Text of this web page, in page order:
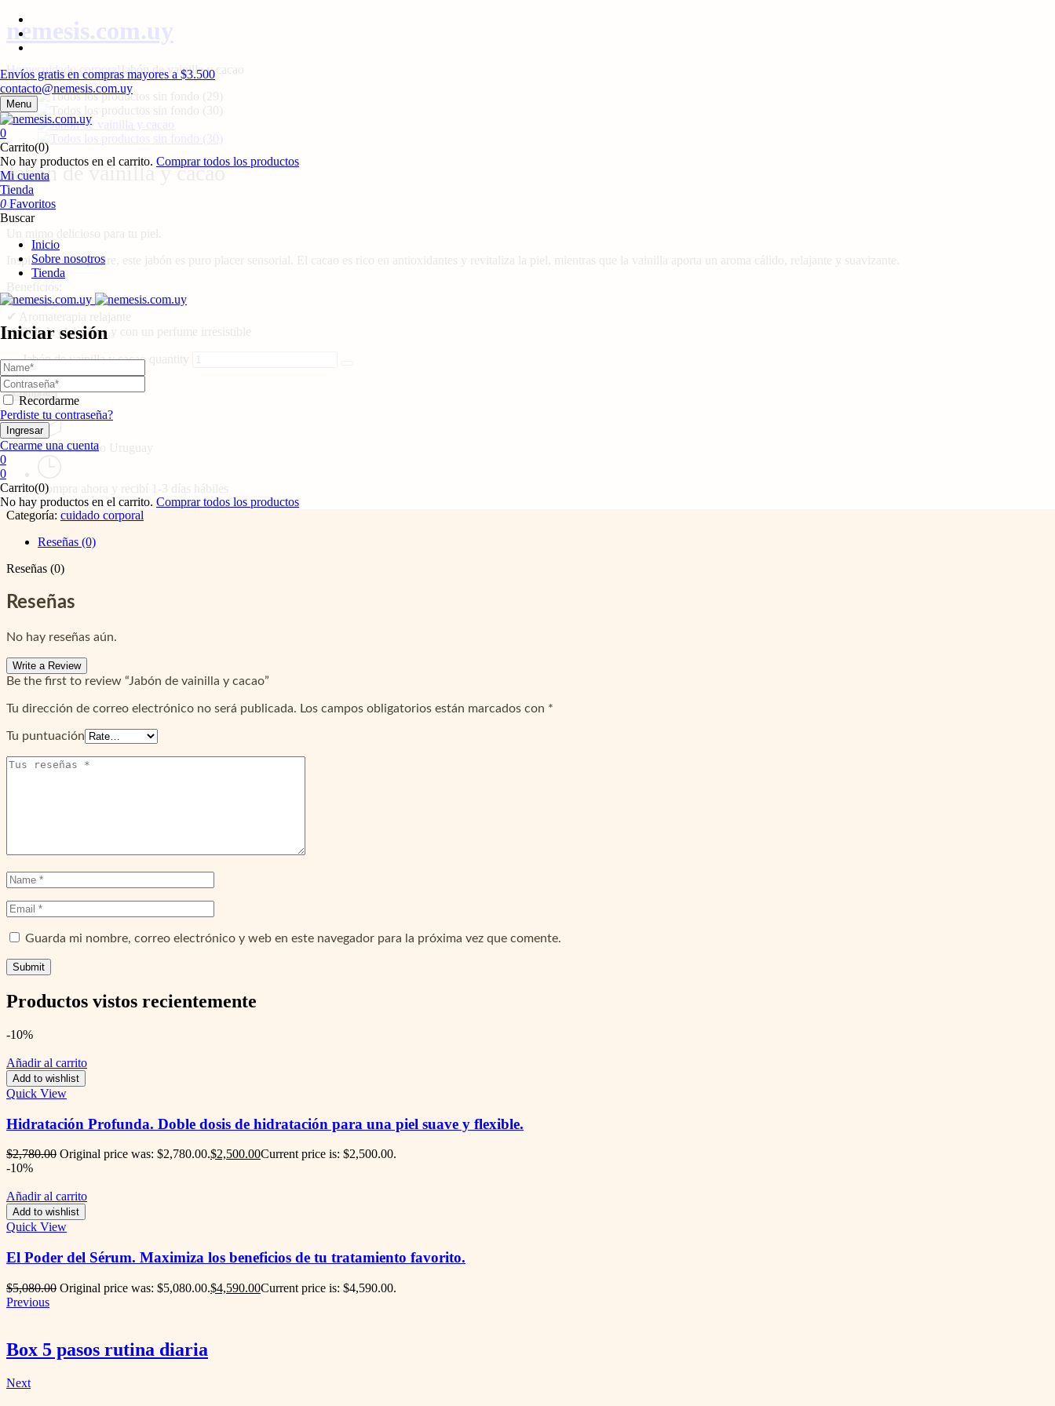
nemesis.com.uy
Envíos gratis en compras mayores a $3.500
contacto@nemesis.com.uy
Menu
0
Carrito(0)
No hay productos en el carrito. Comprar todos los productos
Mi cuenta
Tienda
0 Favoritos
Buscar
Inicio
Sobre nosotros
Tienda
Iniciar sesión
Recordarme
Perdiste tu contraseña?
Crearme una cuenta
0
0
Carrito(0)
No hay productos en el carrito. Comprar todos los productos
Homecuidado corporalJabón de vainilla y cacao
Jabón de vainilla y cacao
$390.00
Un mimo delicioso para tu piel.
Inspirado en un postre, este jabón es puro placer sensorial. El cacao es rico en antioxidantes y revitaliza la piel, mientras que la vainilla aporta un aroma cálido, relajante y suavizante.
Beneficios:
✔ Nutre y revitaliza
✔ Aromaterapia relajante
✔ Deja la piel suave y con un perfume irresistible
Jabón de vainilla y cacao quantity
Añadir al carrito
Comprar
Envíos a todo Uruguay
Compra ahora y recibí 1-3 días hábiles
Categoría: cuidado corporal
Reseñas (0)
Reseñas (0)
Reseñas
No hay reseñas aún.
Write a Review
Be the first to review “Jabón de vainilla y cacao”
Tu dirección de correo electrónico no será publicada. Los campos obligatorios están marcados con *
Tu puntuación
Guarda mi nombre, correo electrónico y web en este navegador para la próxima vez que comente.
Productos vistos recientemente
-10%
Añadir al carrito
Add to wishlist
Quick View
Hidratación Profunda. Doble dosis de hidratación para una piel suave y flexible.
$2,780.00 Original price was: $2,780.00.$2,500.00Current price is: $2,500.00.
-10%
Añadir al carrito
Add to wishlist
Quick View
El Poder del Sérum. Maximiza los beneficios de tu tratamiento favorito.
$5,080.00 Original price was: $5,080.00.$4,590.00Current price is: $4,590.00.
Previous
Box 5 pasos rutina diaria
Next